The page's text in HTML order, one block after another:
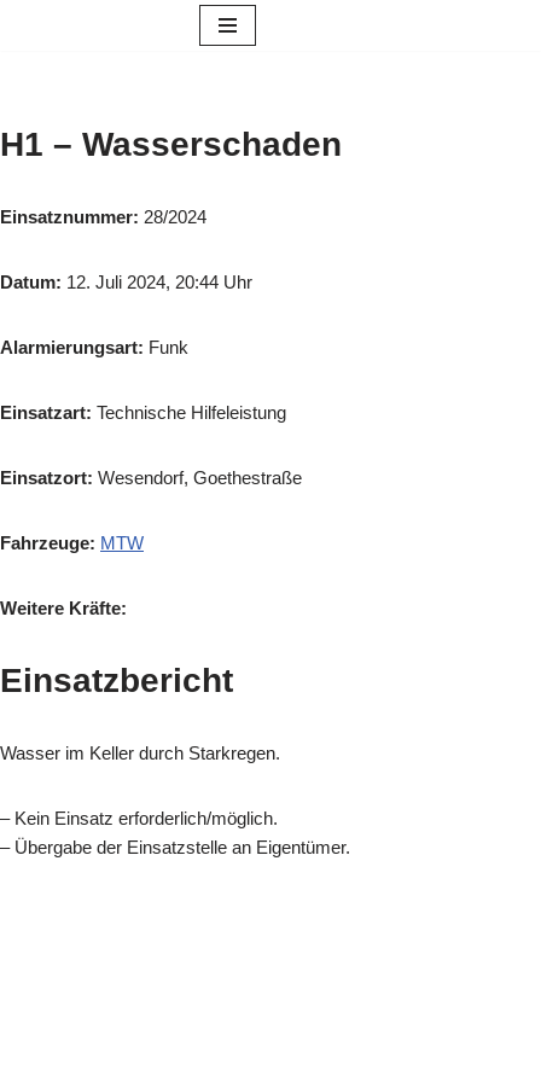
H1 – Wasserschaden
Einsatznummer: 28/2024
Datum: 12. Juli 2024, 20:44 Uhr
Alarmierungsart: Funk
Einsatzart: Technische Hilfeleistung
Einsatzort: Wesendorf, Goethestraße
Fahrzeuge: MTW
Weitere Kräfte:
Einsatzbericht
Wasser im Keller durch Starkregen.
– Kein Einsatz erforderlich/möglich.
– Übergabe der Einsatzstelle an Eigentümer.